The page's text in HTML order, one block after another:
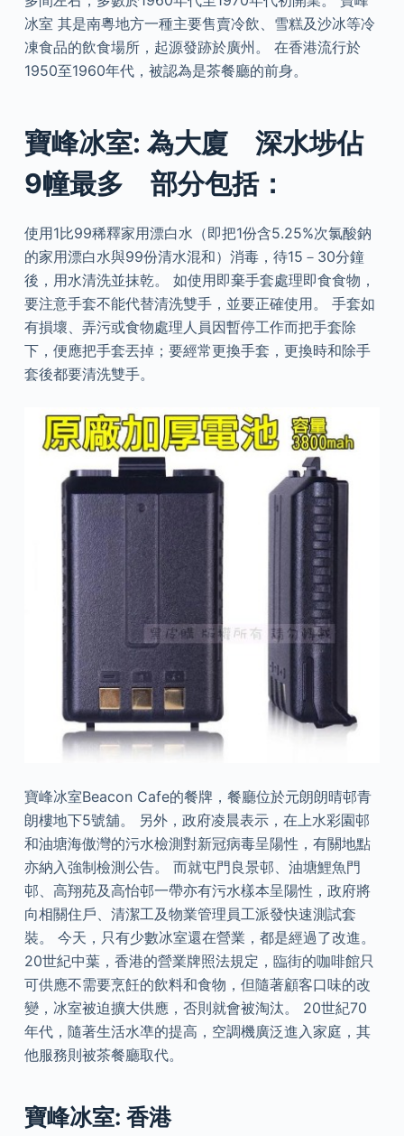
冰室 其是南粵地方一種主要售賣冷飲、雪糕及沙冰等冷
凍食品的飲食場所，起源發跡於廣州。 在香港流行於
1950至1960年代，被認為是茶餐廳的前身。
寶峰冰室: 為大廈 深水埗佔
9幢最多 部分包括：
使用1比99稀釋家用漂白水（即把1份含5.25%次氯酸鈉
的家用漂白水與99份清水混和）消毒，待15－30分鐘
後，用水清洗並抹乾。 如使用即棄手套處理即食食物，
要注意手套不能代替清洗雙手，並要正確使用。 手套如
有損壞、弄污或食物處理人員因暫停工作而把手套除
下，便應把手套丟掉；要經常更換手套，更換時和除手
套後都要清洗雙手。
寶峰冰室Beacon Cafe的餐牌，餐廳位於元朗朗晴邨青
朗樓地下5號舖。 另外，政府凌晨表示，在上水彩園邨
和油塘海傲灣的污水檢測對新冠病毒呈陽性，有關地點
亦納入強制檢測公告。 而就屯門良景邨、油塘鯉魚門
邨、高翔苑及高怡邨一帶亦有污水樣本呈陽性，政府將
向相關住戶、清潔工及物業管理員工派發快速測試套
裝。 今天，只有少數冰室還在營業，都是經過了改進。
20世紀中葉，香港的營業牌照法規定，臨街的咖啡館只
可供應不需要烹飪的飲料和食物，但隨著顧客口味的改
變，冰室被迫擴大供應，否則就會被淘汰。 20世紀70
年代，隨著生活水凖的提高，空調機廣泛進入家庭，其
他服務則被茶餐廳取代。
寶峰冰室: 香港